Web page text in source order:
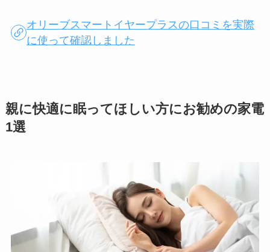
オリーブスマートイヤープラスの口コミを実際
に使って確認しました
親に快適に眠ってほしい方にお勧めの家電
1選